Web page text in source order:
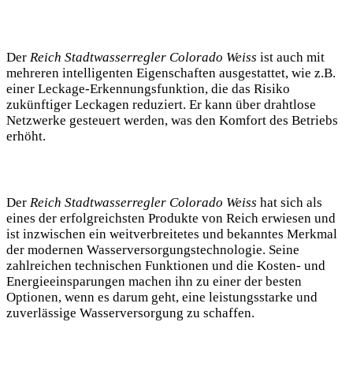
Der Reich Stadtwasserregler Colorado Weiss ist auch mit
mehreren intelligenten Eigenschaften ausgestattet, wie z.B.
einer Leckage-Erkennungsfunktion, die das Risiko
zukünftiger Leckagen reduziert. Er kann über drahtlose
Netzwerke gesteuert werden, was den Komfort des Betriebs
erhöht.
Der Reich Stadtwasserregler Colorado Weiss hat sich als
eines der erfolgreichsten Produkte von Reich erwiesen und
ist inzwischen ein weitverbreitetes und bekanntes Merkmal
der modernen Wasserversorgungstechnologie. Seine
zahlreichen technischen Funktionen und die Kosten- und
Energieeinsparungen machen ihn zu einer der besten
Optionen, wenn es darum geht, eine leistungsstarke und
zuverlässige Wasserversorgung zu schaffen.